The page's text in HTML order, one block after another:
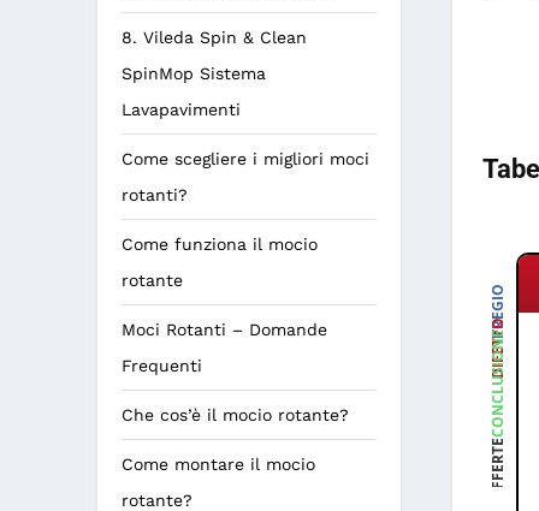
8. Vileda Spin & Clean
SpinMop Sistema
Lavapavimenti
Come scegliere i migliori moci
rotanti?
Come funziona il mocio
rotante
Moci Rotanti – Domande
Frequenti
Che cos’è il mocio rotante?
Come montare il mocio
rotante?
PREGIO
DIFETTO
CONCLUSIONE
OFFERTE